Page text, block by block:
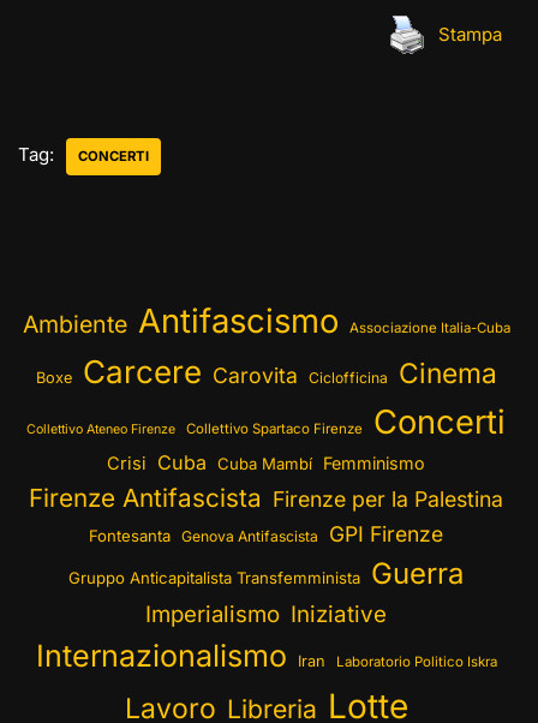
Stampa
Tag: CONCERTI
Ambiente Antifascismo Associazione Italia-Cuba
Boxe Carcere Carovita Ciclofficina Cinema
Collettivo Ateneo Firenze Collettivo Spartaco Firenze Concerti
Crisi Cuba Cuba Mambí Femminismo
Firenze Antifascista Firenze per la Palestina
Fontesanta Genova Antifascista GPI Firenze
Gruppo Anticapitalista Transfemminista Guerra
Imperialismo Iniziative
Internazionalismo Iran Laboratorio Politico Iskra
Lavoro Libreria Lotte